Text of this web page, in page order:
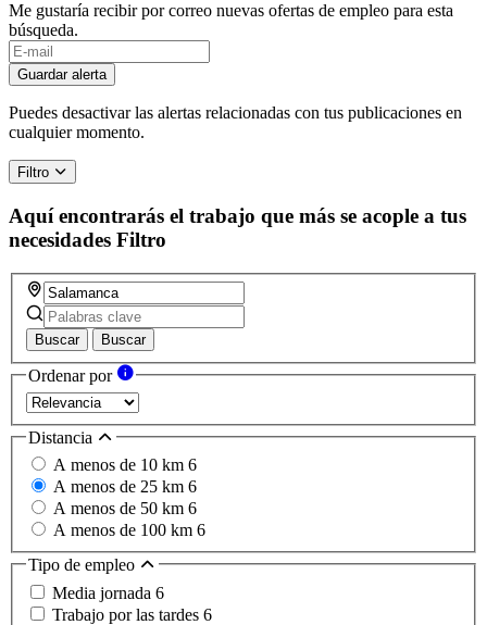
Me gustaría recibir por correo nuevas ofertas de empleo para esta
búsqueda.
If
you
are
a
human,
ignore
this
field
Guardar alerta
Puedes desactivar las alertas relacionadas con tus publicaciones en
cualquier momento.
Filtro
Aquí encontrarás el trabajo que más se acople a tus
necesidades Filtro
Buscar Buscar
Ordenar por
Distancia
A menos de 10 km 6
A menos de 25 km 6
A menos de 50 km 6
A menos de 100 km 6
Tipo de empleo
Media jornada 6
Trabajo por las tardes 6